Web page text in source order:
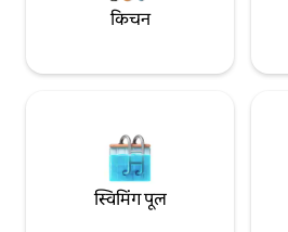
किचन
स्विमिंग पूल